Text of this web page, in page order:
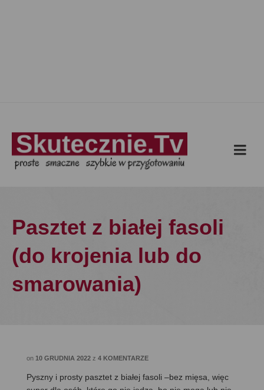
Pasztet z białej fasoli
(do krojenia lub do
smarowania)
on 10 GRUDNIA 2022 z 4 KOMENTARZE
Pyszny i prosty pasztet z białej fasoli –bez mięsa, więc